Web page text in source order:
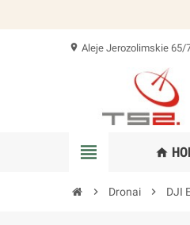
location_on Aleje Jerozolimskie 65/
view_headline home
chevron_right Dronai chevron_right DJI